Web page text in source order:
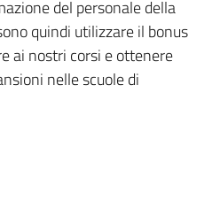
del personale della
quindi utilizzare il bonus
ai nostri corsi e ottenere
nelle scuole di